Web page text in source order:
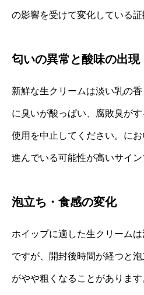
の影響を受けて変化している証
匂いの異常と酸味の出現
新鮮な生クリームは淡い乳の
に臭いが酸っぱい、腐敗臭が
使用を中止してください。に
進んでいる可能性が高いサイン
泡立ち・食感の変化
ホイップに適した生クリーム
ですが、開封後時間が経つと
がやや粗くなることがありま